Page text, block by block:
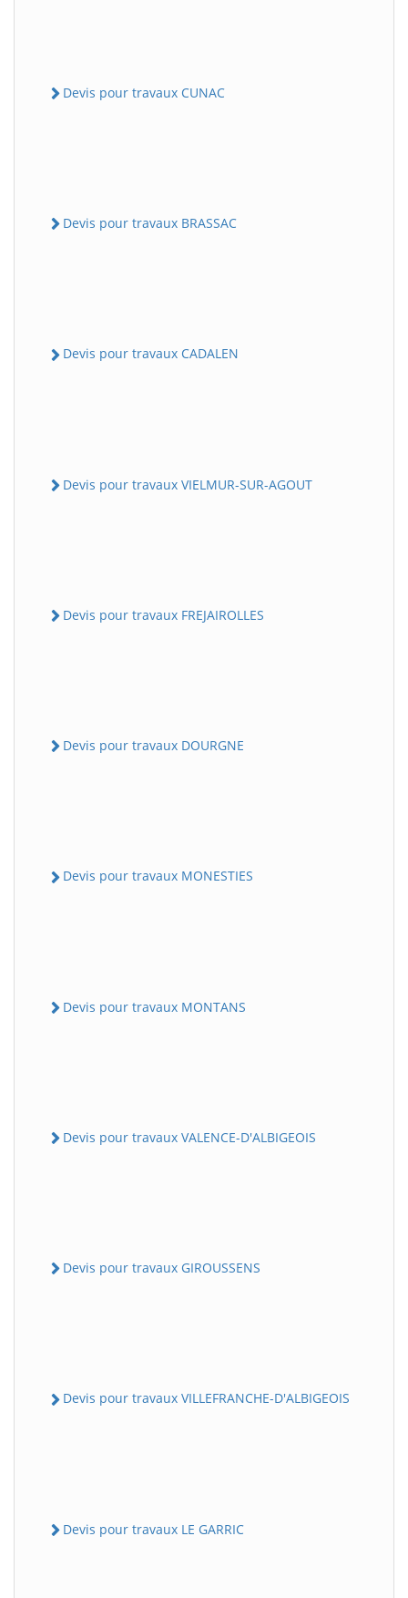
Devis pour travaux CUNAC
Devis pour travaux BRASSAC
Devis pour travaux CADALEN
Devis pour travaux VIELMUR-SUR-AGOUT
Devis pour travaux FREJAIROLLES
Devis pour travaux DOURGNE
Devis pour travaux MONESTIES
Devis pour travaux MONTANS
Devis pour travaux VALENCE-D'ALBIGEOIS
Devis pour travaux GIROUSSENS
Devis pour travaux VILLEFRANCHE-D'ALBIGEOIS
Devis pour travaux LE GARRIC